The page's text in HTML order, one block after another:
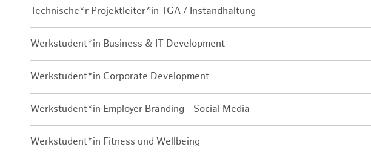
Technische*r Projektleiter*in TGA / Instandhaltung
Werkstudent*in Business & IT Development
Werkstudent*in Corporate Development
Werkstudent*in Employer Branding - Social Media
Werkstudent*in Fitness und Wellbeing